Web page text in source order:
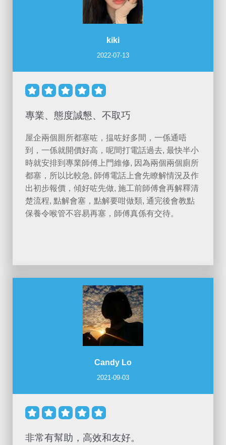
kiki
2022-07-13
    
專業、態度誠懇、不取巧
屋企兩個厠所都塞咗，揾咗好多間，一係通唔
到，一係就開價好高，呢間打電話過去, 最快半小
時就安排到專業師傅上門維修, 因為兩個兩個廁所
都塞，所以比較急, 師傅電話上會先瞭解情況及作
出初步報價，傾好咗先做, 施工前師傅會再解釋清
楚流程, 點解會塞，點解要咁做類, 通完後會教點
保養令喉管不容易再塞，師傅真係有交待。
Candy Lo
2021-09-03
    
非常有幫助，高效和友好。